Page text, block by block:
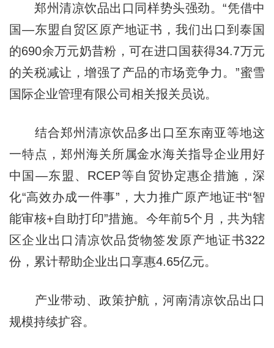
郑州清凉饮品出口同样势头强劲。“凭借中
国—东盟自贸区原产地证书，我们出口到泰国
的690余万元奶昔粉，可在进口国获得34.7万元
的关税减让，增强了产品的市场竞争力。”蜜雪
国际企业管理有限公司相关报关员说。
结合郑州清凉饮品多出口至东南亚等地这
一特点，郑州海关所属金水海关指导企业用好
中国—东盟、RCEP等自贸协定惠企措施，深
化“高效办成一件事”，大力推广原产地证书“智
能审核+自助打印”措施。今年前5个月，共为辖
区企业出口清凉饮品货物签发原产地证书322
份，累计帮助企业出口享惠4.65亿元。
产业带动、政策护航，河南清凉饮品出口
规模持续扩容。